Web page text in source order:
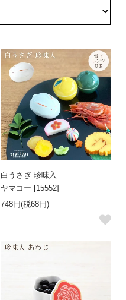
白うさぎ 珍味入
ヤマコー [15552]
748円(税68円)